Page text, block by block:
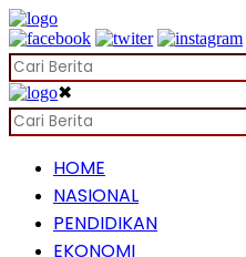
✖
HOME
NASIONAL
PENDIDIKAN
EKONOMI